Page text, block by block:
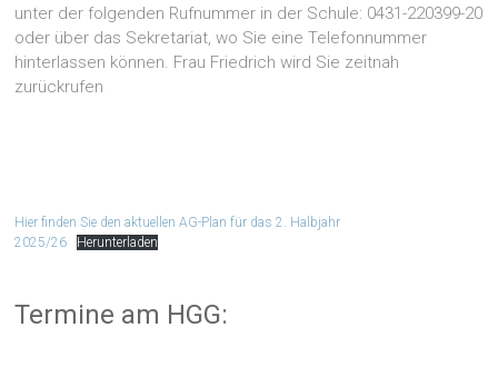
unter der folgenden Rufnummer in der Schule: 0431-220399-20
oder über das Sekretariat, wo Sie eine Telefonnummer
hinterlassen können. Frau Friedrich wird Sie zeitnah
zurückrufen
Hier finden Sie den aktuellen AG-Plan für das 2. Halbjahr
2025/26
Herunterladen
Termine am HGG: